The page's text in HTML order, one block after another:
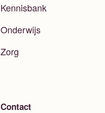
Kennisbank
Onderwijs
Zorg
Contact